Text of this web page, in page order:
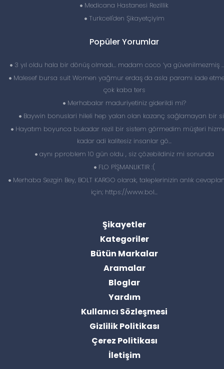
Medicana Hastanesi Rezillik
Turkcell'den Şikayetçiyim
Popüler Yorumlar
3 yıl oldu hala bir dönüş olmadı… madam coco ‘ya güvenilmezmiş
Malesef bursa suit Women yağmur erdaş da asla paramı iade
çok kaba ters
Merhabalar maduriyetiniz giderildi mi?
Baywin bonuslari hileli hep yalan olan kazanç sağlamayan bir
Hayatım boyunca bukadar rezil bir sistem görmedim müşteri
kadar adi kalitesiz insanlar gö...
aynı pproblem 10 gün oldu , siz çözebildiniz mi sonunda
FLO PİŞMANLIKTIR :(
Merhaba Sezgin Bey, BOLT KARGO olarak, taleplerinizin anlık
için; https://www.bol...
Şikayetler
Kategoriler
Bütün Markalar
Aramalar
Bloglar
Yardım
Kullanıcı Sözleşmesi
Gizlilik Politikası
Çerez Politikası
İletişim